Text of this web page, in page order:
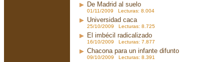
De Madrid al suelo
01/11/2009 Lecturas: 8.004
Universidad caca
25/10/2009 Lecturas: 8.725
El imbécil radicalizado
16/10/2009 Lecturas: 7.877
Chacona para un infante difunto
09/10/2009 Lecturas: 8.391